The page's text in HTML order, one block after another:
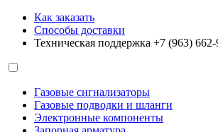
Как заказать
Способы доставки
Техническая поддержка +7 (963)
Газовые сигнализаторы
Газовые подводки и шланги
Электронные компоненты